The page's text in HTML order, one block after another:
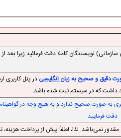
نویسندگان کاملا دقت فرمائید زیرا بعد
دقیق و صحیح بهزبان انگلیسی در پنل کاربری
داشت که در سیستم ثبت شده باشد.
به صورت صحیح ندارد و به هیچ وجه در
دقت فرمایید.
نمی‌باشد. لذا، لطفاً پیش از پرداخت هزینه،